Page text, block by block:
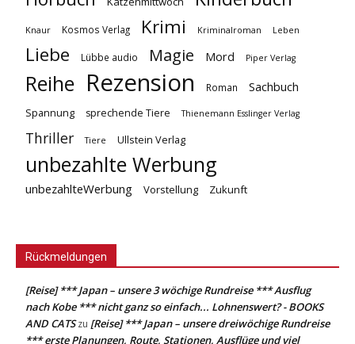
Knaur Kosmos Verlag Krimi Kriminalroman Leben
Liebe Lübbe audio Magie Mord Piper Verlag
Reihe Rezension Roman Sachbuch
Spannung sprechende Tiere Thienemann Esslinger Verlag
Thriller Tiere Ullstein Verlag
unbezahlte Werbung
unbezahlteWerbung Vorstellung Zukunft
Rückmeldungen
[Reise] *** Japan – unsere 3 wöchige Rundreise *** Ausflug
nach Kobe *** nicht ganz so einfach... Lohnenswert? - BOOKS
AND CATSzu [Reise] *** Japan – unsere dreiwöchige Rundreise
*** erste Planungen, Route, Stationen, Ausflüge und viel